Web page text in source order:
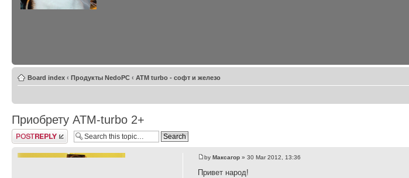
Board index ‹ Продукты NedoPC ‹ ATM turbo - софт и железо
Приобрету ATM-turbo 2+
Post a reply
byМаксагор » 30 Mar 2012, 13:36
Привет народ!